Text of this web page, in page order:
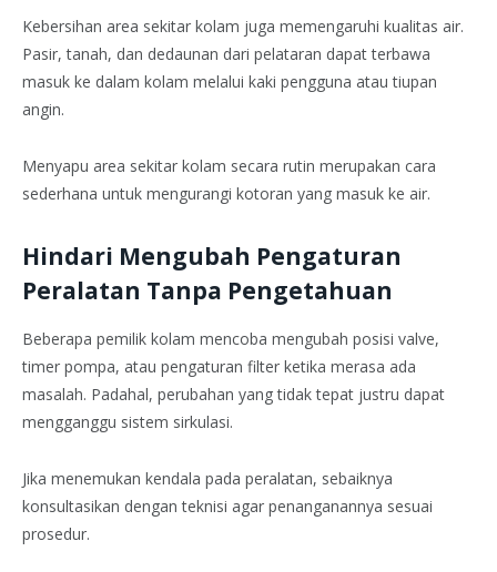
Kebersihan area sekitar kolam juga memengaruhi kualitas air.
Pasir, tanah, dan dedaunan dari pelataran dapat terbawa
masuk ke dalam kolam melalui kaki pengguna atau tiupan
angin.
Menyapu area sekitar kolam secara rutin merupakan cara
sederhana untuk mengurangi kotoran yang masuk ke air.
Hindari Mengubah Pengaturan
Peralatan Tanpa Pengetahuan
Beberapa pemilik kolam mencoba mengubah posisi valve,
timer pompa, atau pengaturan filter ketika merasa ada
masalah. Padahal, perubahan yang tidak tepat justru dapat
mengganggu sistem sirkulasi.
Jika menemukan kendala pada peralatan, sebaiknya
konsultasikan dengan teknisi agar penanganannya sesuai
prosedur.